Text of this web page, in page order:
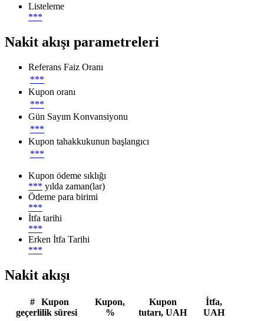
Listeleme
***
Nakit akışı parametreleri
Referans Faiz Oranı
***
Kupon oranı
***
Gün Sayım Konvansiyonu
***
Kupon tahakkukunun başlangıcı
***
Kupon ödeme sıklığı
*** yılda zaman(lar)
Ödeme para birimi
***
İtfa tarihi
***
Erken İtfa Tarihi
***
Nakit akışı
#
Kupon
geçerlilik süresi
Kupon,
%
Kupon
tutarı, UAH
İtfa,
UAH